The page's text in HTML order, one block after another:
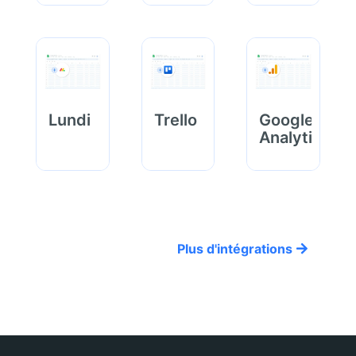
Lundi Trello
Google
Analytics
Plus d'intégrations